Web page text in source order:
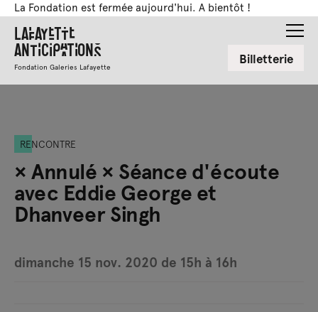
La Fondation est fermée aujourd'hui. A bientôt !
Lafayette
Anticipations
Fondation Galeries Lafayette Billetterie
RENCONTRE
× Annulé × Séance d'écoute
avec Eddie George et
Dhanveer Singh
dimanche 15 nov. 2020 de 15h à 16h